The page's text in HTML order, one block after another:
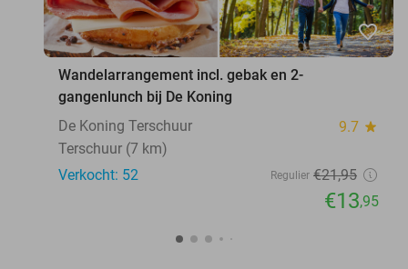
favorite_border
Wandelarrangement incl. gebak en 2-
gangenlunch bij De Koning
De Koning Terschuur
9.7 star
Terschuur (7 km)
Verkocht: 52
Regulier €21,95
€13,95